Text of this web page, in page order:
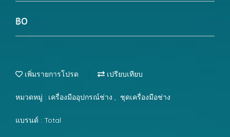
฿0
เพิ่มรายการโปรด เปรียบเทียบ
หมวดหมู่ : เครื่องมืออุปกรณ์ช่าง , ชุดเครื่องมือช่าง
แบรนด์ : Total